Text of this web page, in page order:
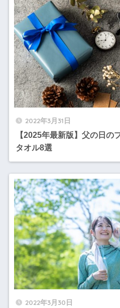
2022年3月31日
【2025年最新版】父の日の
タオル8選
2022年3月30日